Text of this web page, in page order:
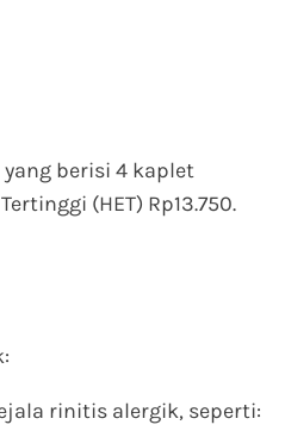
berisi 4 kaplet
(HET) Rp13.750.
rinitis alergik, seperti: